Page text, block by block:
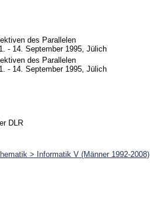
des Parallelen
- 14. September 1995, Jülich
des Parallelen
- 14. September 1995, Jülich
DLR
> Informatik V (Männer 1992-2008)